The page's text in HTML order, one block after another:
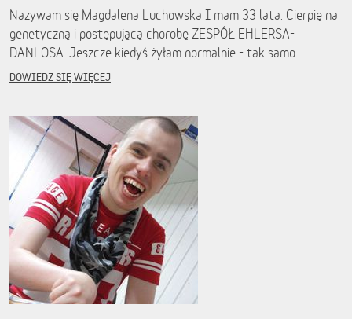
Nazywam się Magdalena Luchowska I mam 33 lata. Cierpię na
genetyczną i postępującą chorobę ZESPÓŁ EHLERSA-
DANLOSA. Jeszcze kiedyś żyłam normalnie - tak samo …
DOWIEDZ SIĘ WIĘCEJ